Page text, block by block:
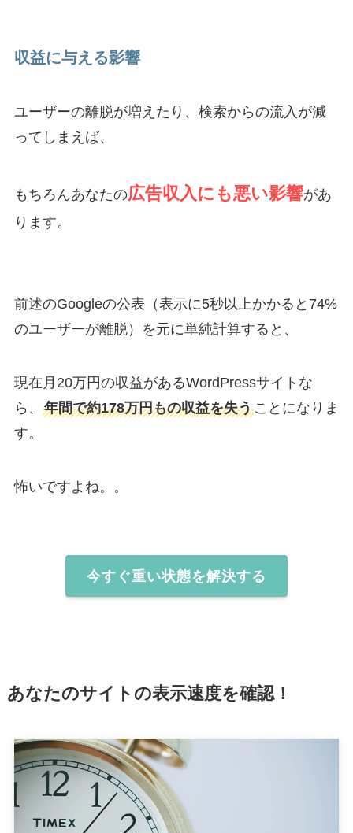
収益に与える影響
ユーザーの離脱が増えたり、検索からの流入が減
ってしまえば、
もちろんあなたの広告収入にも悪い影響があ
ります。
前述のGoogleの公表（表示に5秒以上かかると74%
のユーザーが離脱）を元に単純計算すると、
現在月20万円の収益があるWordPressサイトな
ら、 年間で約178万円もの収益を失うことになりま
す。
怖いですよね。。
今すぐ重い状態を解決する
あなたのサイトの表示速度を確認！